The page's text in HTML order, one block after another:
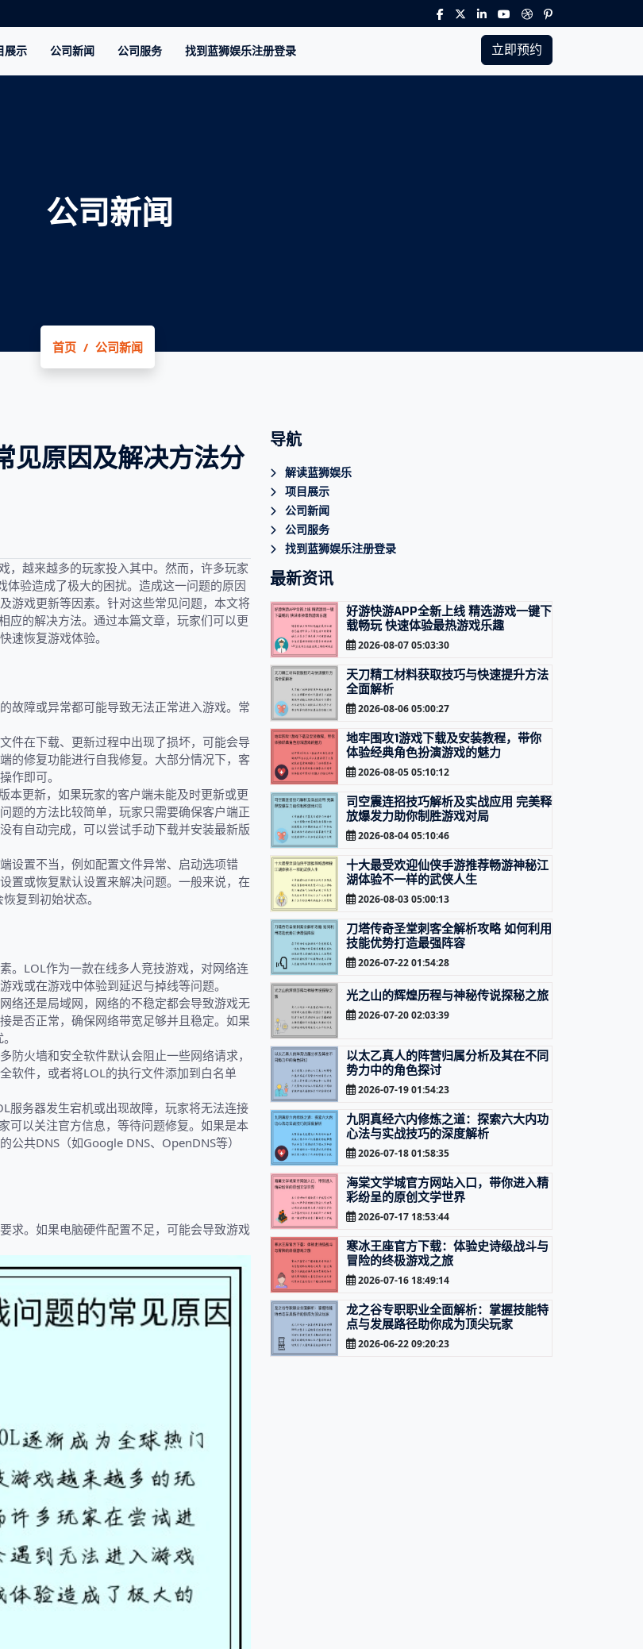
展示 公司新闻 公司服务 找到蓝狮娱乐注册登录 立即预约
公司新闻
首页 公司新闻
见原因及解决方法分
，越来越多的玩家投入其中。然而，许多玩家
体验造成了极大的困扰。造成这一问题的原因
游戏更新等因素。针对这些常见问题，本文将
应的解决方法。通过本篇文章，玩家们可以更
速恢复游戏体验。
故障或异常都可能导致无法正常进入游戏。常
件在下载、更新过程中出现了损坏，可能会导
的修复功能进行自我修复。大部分情况下，客
作即可。
本更新，如果玩家的客户端未能及时更新或更
题的方法比较简单，玩家只需要确保客户端正
有自动完成，可以尝试手动下载并安装最新版
设置不当，例如配置文件异常、启动选项错
置或恢复默认设置来解决问题。一般来说，在
复到初始状态。
。LOL作为一款在线多人竞技游戏，对网络连
或在游戏中体验到延迟与掉线等问题。
络还是局域网，网络的不稳定都会导致游戏无
是否正常，确保网络带宽足够并且稳定。如果
火墙和安全软件默认会阻止一些网络请求，
软件，或者将LOL的执行文件添加到白名单
服务器发生宕机或出现故障，玩家将无法连接
可以关注官方信息，等待问题修复。如果是本
共DNS（如Google DNS、OpenDNS等）
求。如果电脑硬件配置不足，可能会导致游戏
导航
解读蓝狮娱乐
项目展示
公司新闻
公司服务
找到蓝狮娱乐注册登录
最新资讯
好游快游APP全新上线 精选游戏一键下
载畅玩 快速体验最热游戏乐趣
2026-08-07 05:03:30
天刀精工材料获取技巧与快速提升方法
全面解析
2026-08-06 05:00:27
地牢围攻1游戏下载及安装教程，带你
体验经典角色扮演游戏的魅力
2026-08-05 05:10:12
司空震连招技巧解析及实战应用 完美释
放爆发力助你制胜游戏对局
2026-08-04 05:10:46
十大最受欢迎仙侠手游推荐畅游神秘江
湖体验不一样的武侠人生
2026-08-03 05:00:13
刀塔传奇圣堂刺客全解析攻略 如何利用
技能优势打造最强阵容
2026-07-22 01:54:28
光之山的辉煌历程与神秘传说探秘之旅
2026-07-20 02:03:39
以太乙真人的阵营归属分析及其在不同
势力中的角色探讨
2026-07-19 01:54:23
九阴真经六内修炼之道：探索六大内功
心法与实战技巧的深度解析
2026-07-18 01:58:35
海棠文学城官方网站入口，带你进入精
彩纷呈的原创文学世界
2026-07-17 18:53:44
寒冰王座官方下载：体验史诗级战斗与
冒险的终极游戏之旅
2026-07-16 18:49:14
龙之谷专职职业全面解析：掌握技能特
点与发展路径助你成为顶尖玩家
2026-06-22 09:20:23